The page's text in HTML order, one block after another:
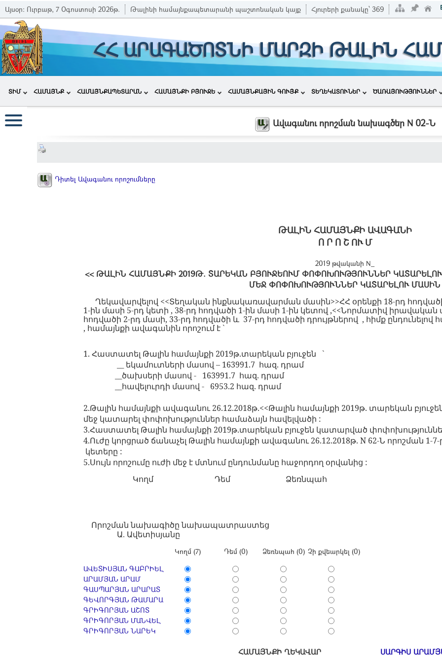
Այսօր: Ուրբաթ, 7 Օգոստոսի 2026թ. Թալինի համայնքապետարանի պաշտոնական կայք Հյուրերի քանակը՝ 369
ՀՀ ԱՐԱԳԱԾՈՏՆԻ ՄԱՐԶԻ ԹԱԼԻՆ
ՏԻՄ ՀԱՄԱՅՆՔ ՀԱՄԱՅՆՔԱՊԵՏԱՐԱՆ ՀԱՄԱՅՆՔԻ ԲՅՈՒՋԵ ՀԱՄԱՅՆՔԱՅԻՆ ԳՈՒՅՔ ՏԵՂԵԿԱՏՈՒՆԵՐ ԾԱՌԱՅՈՒԹՅՈՒՆՆԵՐ
Ավագանու որոշման նախագծեր N 02-Ն
Դիտել Ավագանու որոշումները
ԹԱԼԻՆ ՀԱՄԱՅՆՔԻ ԱՎԱԳԱՆԻ
Ո Ր Ո Շ ՈՒ Մ
2019 թվականի N_
<< ԹԱԼԻՆ ՀԱՄԱՅՆՔԻ 2019Թ. ՏԱՐԵԿԱՆ ԲՅՈՒՋԵՈՒՄ ՓՈՓՈԽՈՒԹՅՈՒՆՆԵՐ ԿԱՏԱՐԵԼՈՒ
ՄԵՋ ՓՈՓՈԽՈՒԹՅՈՒՆՆԵՐ ԿԱՏԱՐԵԼՈՒ ՄԱՍԻՆ
Ղեկավարվելով <<Տեղական ինքնակառավարման մասին>>ՀՀ օրենքի 18-րդ
1-ին մասի 5-րդ կետի , 38-րդ հոդվածի 1-ին մասի 1-ին կետով ,<<Նորմատիվ իրավական
հոդվածի 2-րդ մասի, 33-րդ հոդվածի և 37-րդ հոդվածի դրույթներով , հիմք
, համայնքի ավագանին որոշում է `
1. Հաստատել Թալին համայնքի 2019թ.տարեկան բյուջեն `
__ եկամուտների մասով – 163991.7 հազ. դրամ
__ծախսերի մասով - 163991.7 հազ. դրամ
__հավելուրդի մասով - 6953.2 հազ. դրամ
2.Թալին համայնքի ավագանու 26.12.2018թ.<<Թալին համայնքի 2019թ. տարեկան
մեջ կատարել փոփոխություններ համաձայն հավելվածի :
3.Հաստատել Թալին համայնքի 2019թ.տարեկան բյուջեն կատարված
4.Ուժը կորցրած ճանաչել Թալին համայնքի ավագանու 26.12.2018թ. N 62-Ն որոշման 1-
կետերը :
5.Սույն որոշումը ուժի մեջ է մտնում ընդունմանը հաջորդող օրվանից :
Կողմ Դեմ Ձեռնպահ
Որոշման նախագիծը նախապատրաստեց
Ա. Ավետիսյանը
Կողմ (7) Դեմ (0) Ձեռնպահ (0) Չի քվեարկել (0)
ԱՎԵՏԻՍՅԱՆ ԳԱԲՐԻԵԼ
ԱՐԱՄՅԱՆ ԱՐԱՄ
ԳԱՍՊԱՐՅԱՆ ԱՐԱՐԱՏ
ԳԵՎՈՐԳՅԱՆ ԹԱՄԱՐԱ
ԳՐԻԳՈՐՅԱՆ ԱՇՈՏ
ԳՐԻԳՈՐՅԱՆ ՄԱՆՎԵԼ
ԳՐԻԳՈՐՅԱՆ ՆԱՐԵԿ
ՀԱՄԱՅՆՔԻ ՂԵԿԱՎԱՐ ՍԱՐԳԻՍ